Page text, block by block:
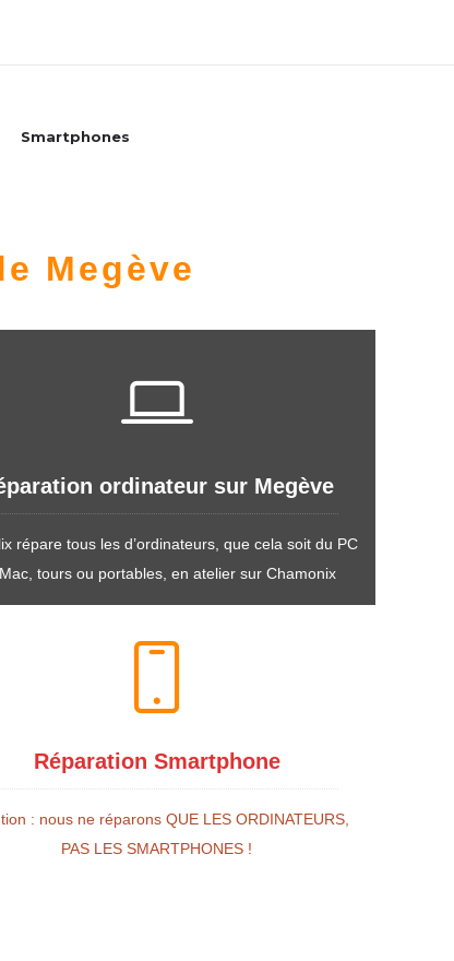
Smartphones
Megève
ordinateur sur Megève
répare tous les d’ordinateurs, que cela soit du PC
tours ou portables, en atelier sur Chamonix
Réparation Smartphone
: nous ne réparons QUE LES ORDINATEURS,
PAS LES SMARTPHONES !